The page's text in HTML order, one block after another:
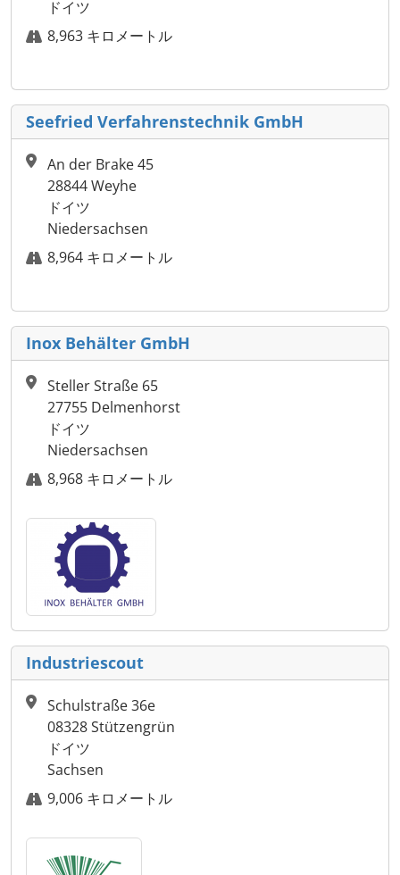
ドイツ
8,963 キロメートル
Seefried Verfahrenstechnik GmbH
An der Brake 45
28844 Weyhe
ドイツ
Niedersachsen
8,964 キロメートル
Inox Behälter GmbH
Steller Straße 65
27755 Delmenhorst
ドイツ
Niedersachsen
8,968 キロメートル
Industriescout
Schulstraße 36e
08328 Stützengrün
ドイツ
Sachsen
9,006 キロメートル